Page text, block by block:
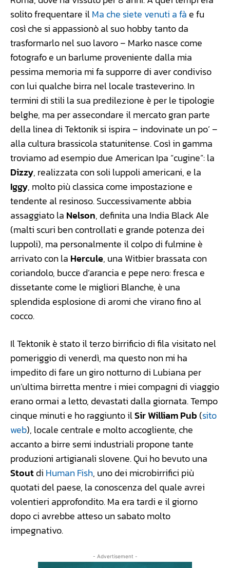
solito frequentare ilMa che siete venuti a fà e fu
così che si appassionò al suo hobby tanto da
trasformarlo nel suo lavoro – Marko nasce come
fotografo e un barlume proveniente dalla mia
pessima memoria mi fa supporre di aver condiviso
con lui qualche birra nel locale trasteverino. In
termini di stili la sua predilezione è per le tipologie
belghe, ma per assecondare il mercato gran parte
della linea di Tektonik si ispira – indovinate un po’ –
alla cultura brassicola statunitense. Così in gamma
troviamo ad esempio due American Ipa “cugine”: la
Dizzy, realizzata con soli luppoli americani, e la
Iggy, molto più classica come impostazione e
tendente al resinoso. Successivamente abbia
assaggiato la Nelson, definita una India Black Ale
(malti scuri ben controllati e grande potenza dei
luppoli), ma personalmente il colpo di fulmine è
arrivato con la Hercule, una Witbier brassata con
coriandolo, bucce d’arancia e pepe nero: fresca e
dissetante come le migliori Blanche, è una
splendida esplosione di aromi che virano fino al
cocco.
Il Tektonik è stato il terzo birrificio di fila visitato nel
pomeriggio di venerdì, ma questo non mi ha
impedito di fare un giro notturno di Lubiana per
un’ultima birretta mentre i miei compagni di viaggio
erano ormai a letto, devastati dalla giornata. Tempo
cinque minuti e ho raggiunto ilSir William Pub (sito
web), locale centrale e molto accogliente, che
accanto a birre semi industriali propone tante
produzioni artigianali slovene. Qui ho bevuto una
Stoutdi Human Fish, uno dei microbirrifici più
quotati del paese, la conoscenza del quale avrei
volentieri approfondito. Ma era tardi e il giorno
dopo ci avrebbe atteso un sabato molto
impegnativo.
- Advertisement -